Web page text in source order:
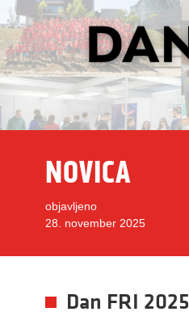
NOVICA
objavljeno
28. november 2025
Dan FRI 2025